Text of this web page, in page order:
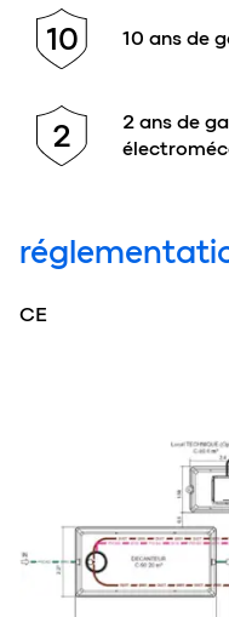
10 10 ans de
2
2 ans de
CE